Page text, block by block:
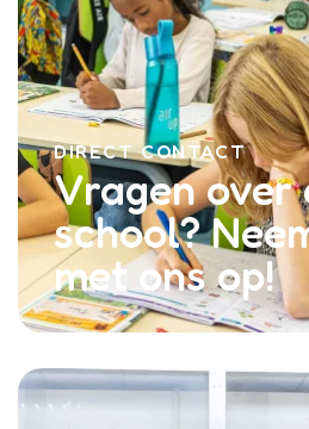
DIRECT CONTACT
Vragen over
school?
met ons op!